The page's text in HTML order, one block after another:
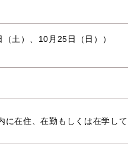
土）、10月25日（日））
在住、在勤もしくは在学し